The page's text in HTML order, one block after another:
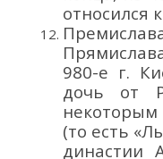
относился
980-е г.
дочь от
(то есть «
династии